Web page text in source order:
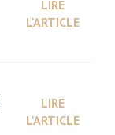
LIRE
L'ARTICLE
LIRE
L'ARTICLE